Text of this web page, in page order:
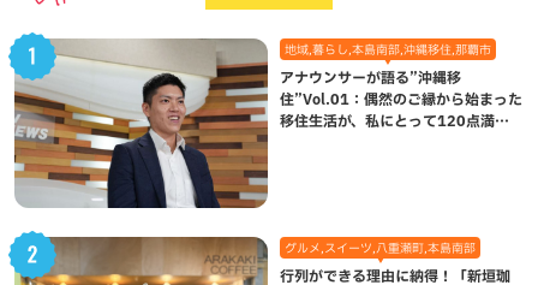
地域,暮らし,本島南部,沖縄移住,那覇市
アナウンサーが語る”沖縄移
住”Vol.01：偶然のご縁から始まった
移住生活が、私にとって120点満点
グルメ,スイーツ,八重瀬町,本島南部
行列ができる理由に納得！「新垣珈